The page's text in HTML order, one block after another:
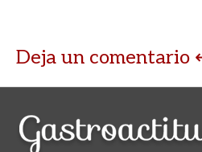
Deja un comentario